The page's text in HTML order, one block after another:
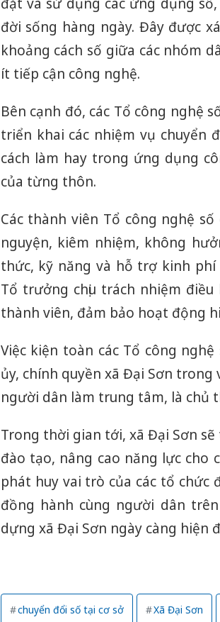
đời sống hàng ngày. Đây được
khoảng cách số giữa các nhóm
ít tiếp cận công nghệ.
Bên cạnh đó, các Tổ công nghệ
triển khai các nhiệm vụ chuyển
cách làm hay trong ứng dụng
của từng thôn.
Các thành viên Tổ công nghệ
nguyện, kiêm nhiệm, không
thức, kỹ năng và hỗ trợ kinh
Tổ trưởng chịu trách nhiệm
thành viên, đảm bảo hoạt động
Việc kiện toàn các Tổ công
ủy, chính quyền xã Đại Sơn
người dân làm trung tâm, là chủ
Trong thời gian tới, xã Đại Sơn
đào tạo, nâng cao năng lực cho
phát huy vai trò của các tổ chức
đồng hành cùng người dân
dựng xã Đại Sơn ngày càng hiện
chuyển đổi số tại cơ sở Xã Đại Sơn